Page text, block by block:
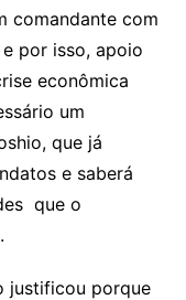
comandante com
por isso, apoio
econômica
um
que já
e saberá
que o
justificou porque